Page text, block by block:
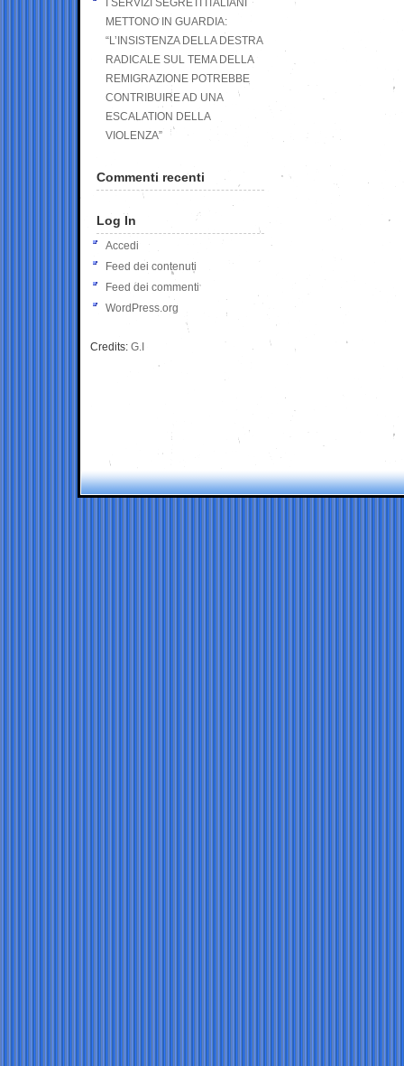
I SERVIZI SEGRETI ITALIANI
METTONO IN GUARDIA:
“L’INSISTENZA DELLA DESTRA
RADICALE SUL TEMA DELLA
REMIGRAZIONE POTREBBE
CONTRIBUIRE AD UNA
ESCALATION DELLA
VIOLENZA”
Commenti recenti
Log In
Accedi
Feed dei contenuti
Feed dei commenti
WordPress.org
Credits: G.I